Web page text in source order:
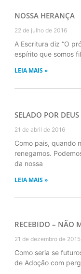
NOSSA HERANÇA
22 de julho de 2016
A Escritura diz “O
espírito que somos
LEIA MAIS »
SELADO POR DEUS
21 de abril de 2016
Como pais, quando
renegamos.
da nossa
LEIA MAIS »
RECEBIDO – NÃO
21 de dezembro de 2015
Como seria se
de Adoção com